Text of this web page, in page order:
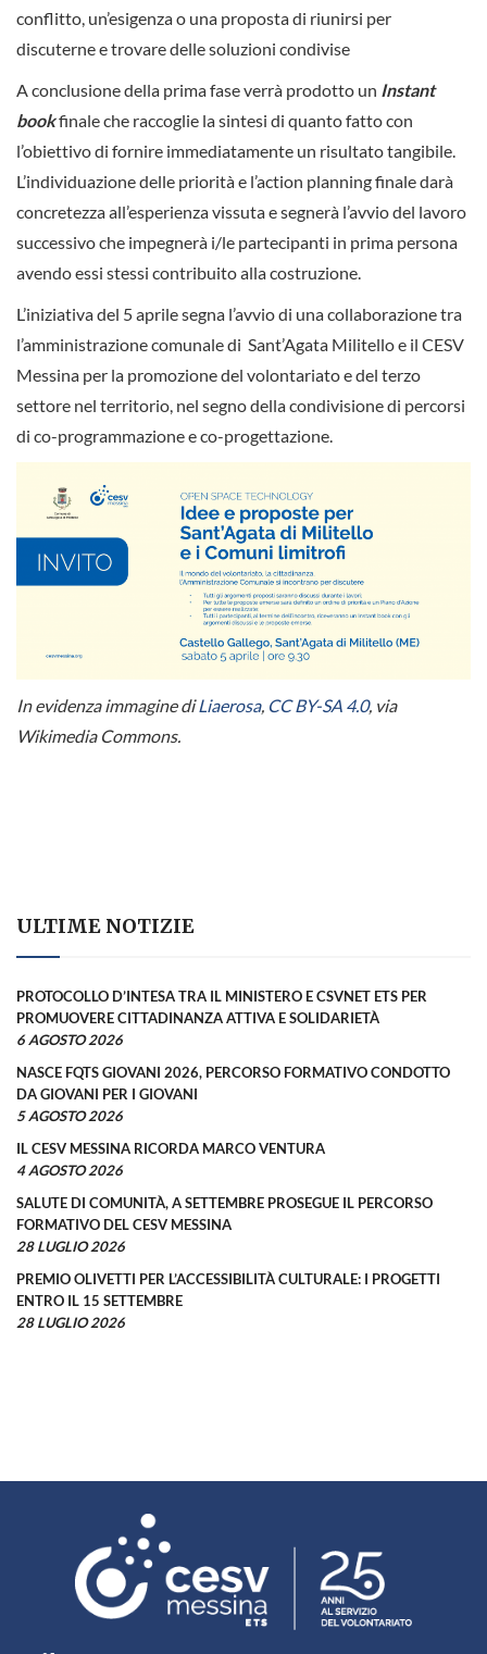
conflitto, un’esigenza o una proposta di riunirsi per
discuterne e trovare delle soluzioni condivise
A conclusione della prima fase verrà prodotto un Instant
bookfinale che raccoglie la sintesi di quanto fatto con
l’obiettivo di fornire immediatamente un risultato tangibile.
L’individuazione delle priorità e l’action planning finale darà
concretezza all’esperienza vissuta e segnerà l’avvio del lavoro
successivo che impegnerà i/le partecipanti in prima persona
avendo essi stessi contribuito alla costruzione.
L’iniziativa del 5 aprile segna l’avvio di una collaborazione tra
l’amministrazione comunale di Sant’Agata Militello e il CESV
Messina per la promozione del volontariato e del terzo
settore nel territorio, nel segno della condivisione di percorsi
di co-programmazione e co-progettazione.
In evidenza immagine diLiaerosa, CC BY-SA 4.0, via
Wikimedia Commons.
ULTIME NOTIZIE
PROTOCOLLO D’INTESA TRA IL MINISTERO E CSVNET ETS PER
PROMUOVERE CITTADINANZA ATTIVA E SOLIDARIETÀ
6 AGOSTO 2026
NASCE FQTS GIOVANI 2026, PERCORSO FORMATIVO CONDOTTO
DA GIOVANI PER I GIOVANI
5 AGOSTO 2026
IL CESV MESSINA RICORDA MARCO VENTURA
4 AGOSTO 2026
SALUTE DI COMUNITÀ, A SETTEMBRE PROSEGUE IL PERCORSO
FORMATIVO DEL CESV MESSINA
28 LUGLIO 2026
PREMIO OLIVETTI PER L’ACCESSIBILITÀ CULTURALE: I PROGETTI
ENTRO IL 15 SETTEMBRE
28 LUGLIO 2026